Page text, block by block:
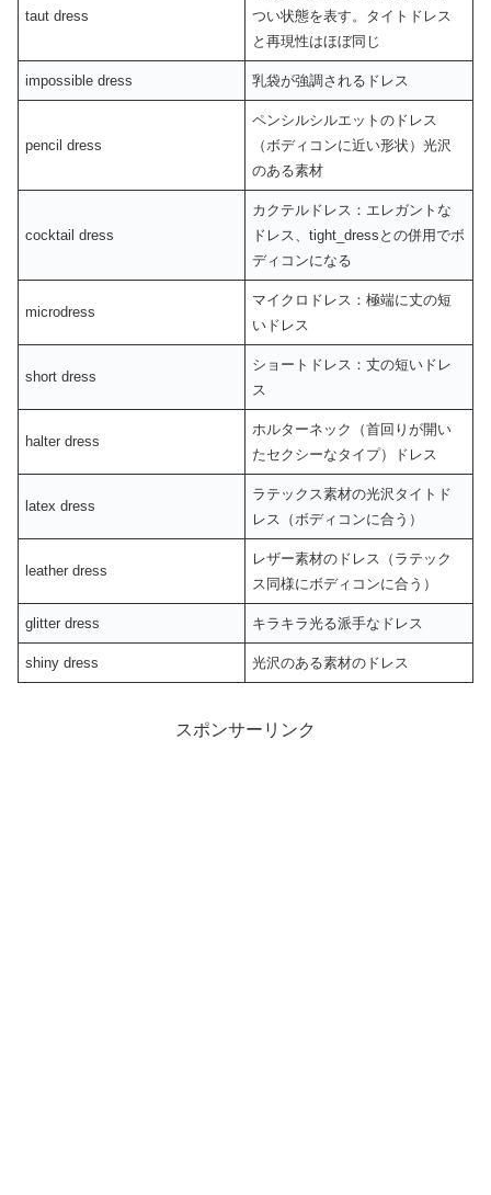
taut dress
つい状態を表す。タイトドレス
と再現性はほぼ同じ
impossible dress 乳袋が強調されるドレス
pencil dress
ペンシルシルエットのドレス
（ボディコンに近い形状）光沢
のある素材
cocktail dress
カクテルドレス：エレガントな
ドレス、tight_dressとの併用でボ
ディコンになる
microdress
マイクロドレス：極端に丈の短
いドレス
short dress
ショートドレス：丈の短いドレ
ス
halter dress
ホルターネック（首回りが開い
たセクシーなタイプ）ドレス
latex dress
ラテックス素材の光沢タイトド
レス（ボディコンに合う）
leather dress
レザー素材のドレス（ラテック
ス同様にボディコンに合う）
glitter dress キラキラ光る派手なドレス
shiny dress 光沢のある素材のドレス
スポンサーリンク